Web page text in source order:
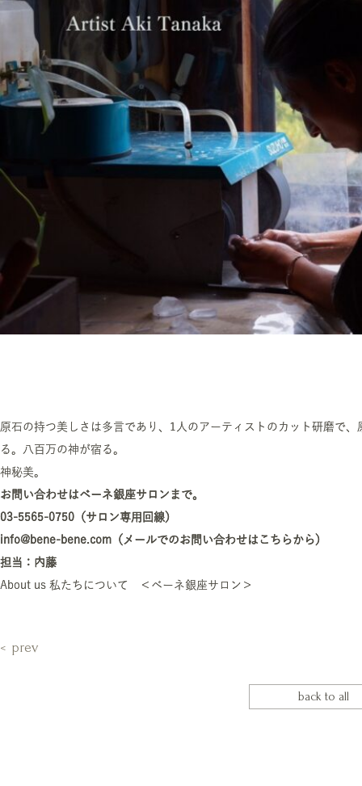
原石の持つ美しさは多言であり、1人のアーティストのカット研磨で
る。八百万の神が宿る。
神秘美。
お問い合わせはベーネ銀座サロンまで。
03-5565-0750（サロン専用回線）
info@bene-bene.com（メールでのお問い合わせはこちらから）
担当：内藤
About us 私たちについて ＜ベーネ銀座サロン＞
prev
back to all